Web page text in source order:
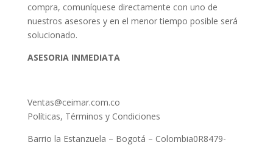
compra, comuníquese directamente con uno de
nuestros asesores y en el menor tiempo posible será
solucionado.
ASESORIA INMEDIATA
Ventas@ceimar.com.co
Políticas, Términos y Condiciones
Barrio la Estanzuela – Bogotá – Colombia0R8479-